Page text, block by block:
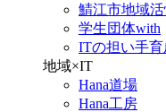
鯖江市地域
学生団体with
ITの担い手育
地域×IT
Hana道場
Hana工房